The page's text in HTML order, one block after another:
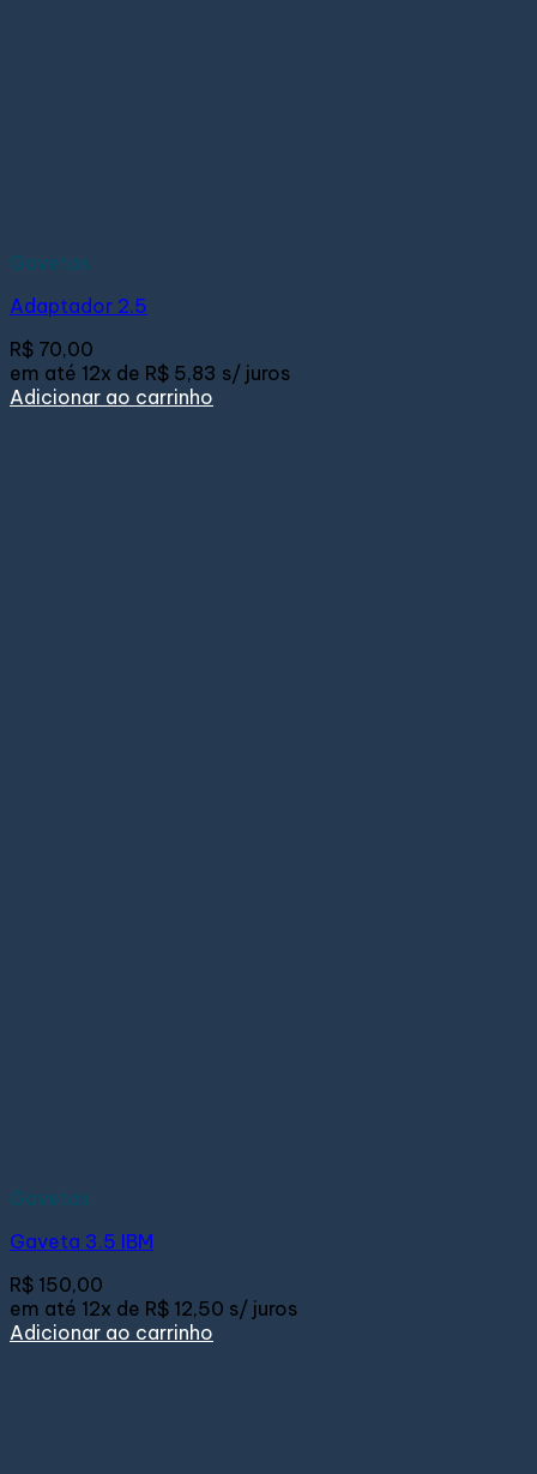
Gavetas
Adaptador 2.5
R$ 70,00
em até 12x de R$ 5,83 s/ juros
Adicionar ao carrinho
Gavetas
Gaveta 3.5 IBM
R$ 150,00
em até 12x de R$ 12,50 s/ juros
Adicionar ao carrinho